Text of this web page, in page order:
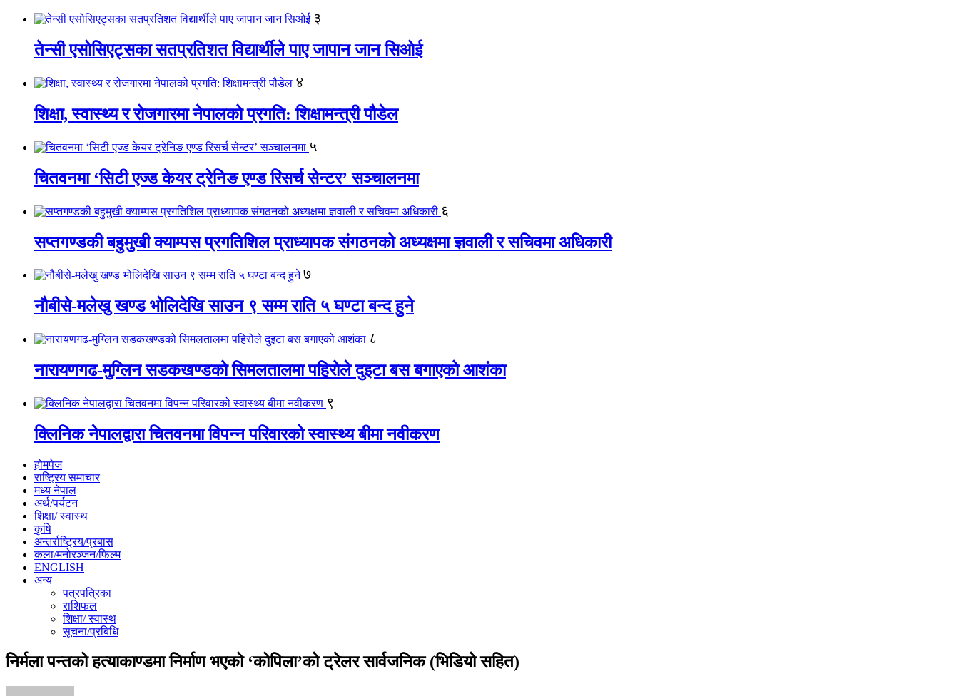
३
तेन्सी एसोसिएट्सका सतप्रतिशत विद्यार्थीले पाए जापान जान सिओई
४
शिक्षा, स्वास्थ्य र रोजगारमा नेपालको प्रगति: शिक्षामन्त्री पौडेल
५
चितवनमा ‘सिटी एज्ड केयर ट्रेनिङ एण्ड रिसर्च सेन्टर’ सञ्चालनमा
६
सप्तगण्डकी बहुमुखी क्याम्पस प्रगतिशिल प्राध्यापक संगठनको अध्यक्षमा ज्ञवाली र सचिवमा अधिकारी
७
नौबीसे-मलेखु खण्ड भोलिदेखि साउन ९ सम्म राति ५ घण्टा बन्द हुने
८
नारायणगढ-मुग्लिन सडकखण्डको सिमलतालमा पहिरोले दुइटा बस बगाएको आशंका
९
क्लिनिक नेपालद्वारा चितवनमा विपन्न परिवारको स्वास्थ्य बीमा नवीकरण
होमपेज
राष्ट्रिय समाचार
मध्य नेपाल
अर्थ/पर्यटन
शिक्षा/ स्वास्थ
कृषि
अन्तर्राष्ट्रिय/प्रबास
कला/मनोरञ्जन/फिल्म
ENGLISH
अन्य
पत्रपत्रिका
राशिफल
शिक्षा/ स्वास्थ
सूचना/प्रबिधि
निर्मला पन्तको हत्याकाण्डमा निर्माण भएको ‘कोपिला’को ट्रेलर सार्वजनिक (भिडियो सहित)